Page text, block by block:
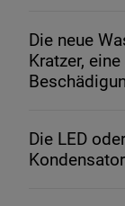
Die neue
Kratzer,
Die LED